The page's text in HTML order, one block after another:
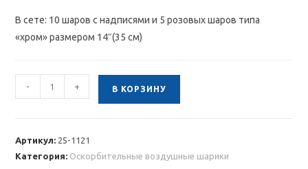
В сете: 10 шаров с надписями и 5 розовых шаров типа
«хром» размером 14″(35 см)
Количество
товара
- + В КОРЗИНУ
Артикул: 25-1121
Категория: Оскорбительные воздушные шарики